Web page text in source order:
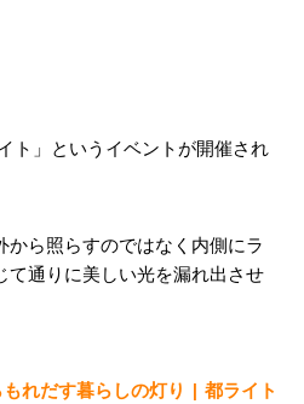
ト」というイベントが開催され
から照らすのではなく内側にラ
て通りに美しい光を漏れ出させ
れだす暮らしの灯り | 都ライト